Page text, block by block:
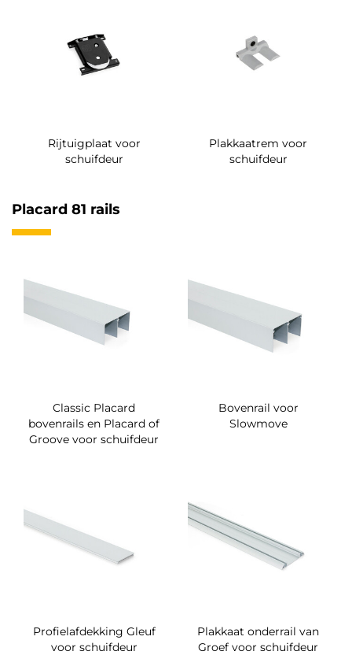
Rijtuigplaat voor
schuifdeur
Plakkaatrem voor
schuifdeur
Placard 81 rails
Classic Placard
bovenrails en Placard of
Groove voor schuifdeur
Bovenrail voor
Slowmove
Profielafdekking Gleuf
voor schuifdeur
Plakkaat onderrail van
Groef voor schuifdeur